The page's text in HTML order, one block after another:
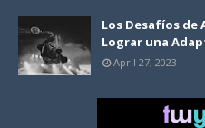
Los Desafíos de
Lograr una
April 27, 2023